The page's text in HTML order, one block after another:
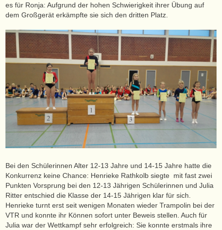
es für Ronja: Aufgrund der hohen Schwierigkeit ihrer Übung auf
dem Großgerät erkämpfte sie sich den dritten Platz.
Bei den Schülerinnen Alter 12-13 Jahre und 14-15 Jahre hatte die
Konkurrenz keine Chance: Henrieke Rathkolb siegte mit fast zwei
Punkten Vorsprung bei den 12-13 Jährigen Schülerinnen und Julia
Ritter entschied die Klasse der 14-15 Jährigen klar für sich.
Henrieke turnt erst seit wenigen Monaten wieder Trampolin bei der
VTR und konnte ihr Können sofort unter Beweis stellen. Auch für
Julia war der Wettkampf sehr erfolgreich: Sie konnte erstmals ihre